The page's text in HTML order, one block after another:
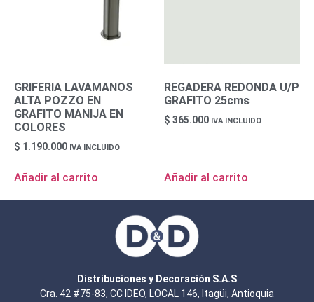
GRIFERIA LAVAMANOS
ALTA POZZO EN
GRAFITO MANIJA EN
COLORES
$ 1.190.000 IVA INCLUIDO
Añadir al carrito
REGADERA REDONDA U/P
GRAFITO 25cms
$ 365.000 IVA INCLUIDO
Añadir al carrito
Distribuciones y Decoración S.A.S
Cra. 42 #75-83, CC IDEO, LOCAL 146, Itagüi, Antioquia